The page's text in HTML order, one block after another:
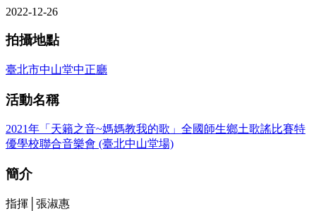
2022-12-26
拍攝地點
臺北市中山堂中正廳
活動名稱
2021年「天籟之音~媽媽教我的歌」全國師生鄉土歌謠比賽特
優學校聯合音樂會 (臺北中山堂場)
簡介
指揮│張淑惠